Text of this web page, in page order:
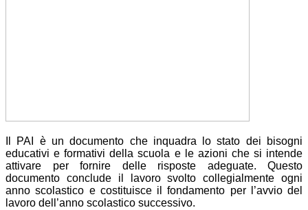
Il PAI è un documento che inquadra lo stato dei bisogni
educativi e formativi della scuola e le azioni che si intende
attivare per fornire delle risposte adeguate. Questo
documento conclude il lavoro svolto collegialmente ogni
anno scolastico e costituisce il fondamento per l’avvio del
lavoro dell’anno scolastico successivo.